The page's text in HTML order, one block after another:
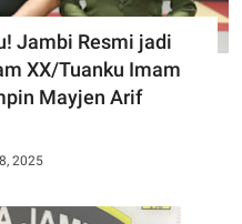
Jambi Resmi jadi
XX/Tuanku Imam
Mayjen Arif
2025